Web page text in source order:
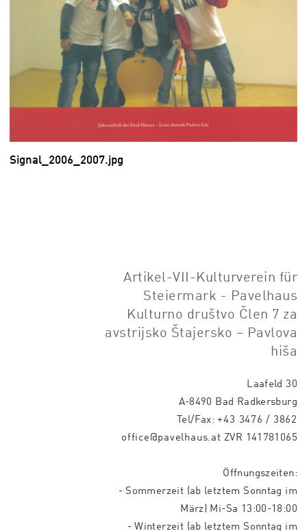
Signal_2006_2007.jpg
Artikel-VII-Kulturverein für
Steiermark - Pavelhaus
Kulturno društvo Člen 7 za
avstrijsko Štajersko – Pavlova
hiša
Laafeld 30
A-8490 Bad Radkersburg
Tel/Fax:+43 3476 / 3862
office@pavelhaus.at ZVR 141781065
Öffnungszeiten:
- Sommerzeit (ab letztem Sonntag im
März) Mi-Sa 13:00-18:00
- Winterzeit (ab letztem Sonntag im